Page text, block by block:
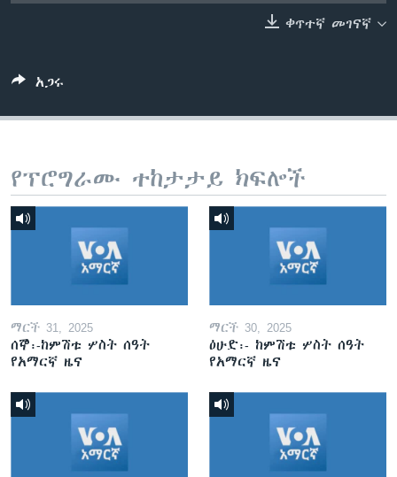
ቀጥተኛ መገናኛ
አጋሩ
የፕሮግራሙ ተከታታይ ክፍሎች
ማርች 31, 2025
ሰኞ፡-ከምሽቱ ሦስት ሰዓት
የአማርኛ ዜና
ማርች 30, 2025
ዕሁድ፡- ከምሽቱ ሦስት ሰዓት
የአማርኛ ዜና